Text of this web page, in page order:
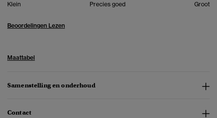
Klein Precies goed Groot
Beoordelingen Lezen
Maattabel
Samenstelling en onderhoud
Contact